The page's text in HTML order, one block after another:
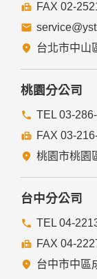
FAX 02-
台北市中山
桃園分公司
TEL 03-
FAX 03-
桃園市桃園
台中分公司
TEL 04-
FAX 04-
台中市中區